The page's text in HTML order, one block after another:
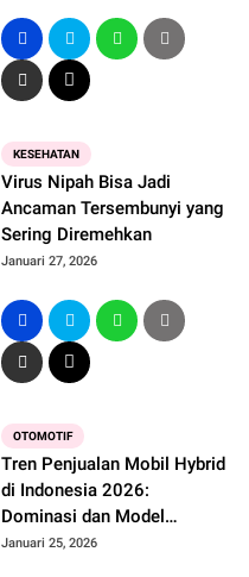
KESEHATAN
Virus Nipah Bisa Jadi
Ancaman Tersembunyi yang
Sering Diremehkan
Januari 27, 2026
OTOMOTIF
Tren Penjualan Mobil Hybrid
di Indonesia 2026:
Dominasi dan Model
Terlaris
Januari 25, 2026